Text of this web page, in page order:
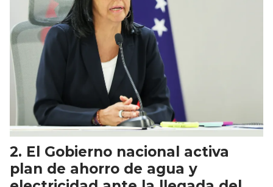
El Gobierno nacional activa
plan de ahorro de agua y